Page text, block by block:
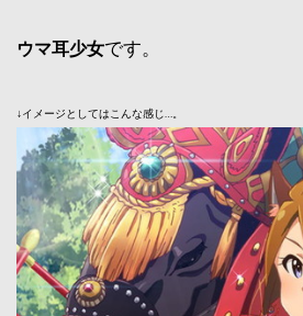
ウマ耳少女です。
↓イメージとしてはこんな感じ…。